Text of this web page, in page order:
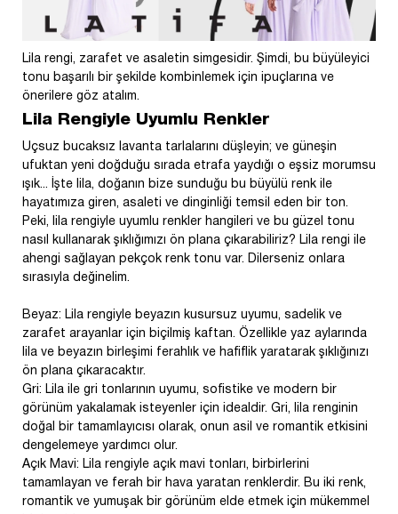
Lila rengi, zarafet ve asaletin simgesidir. Şimdi, bu büyüleyici
tonu başarılı bir şekilde kombinlemek için ipuçlarına ve
önerilere göz atalım.
Lila Rengiyle Uyumlu Renkler
Uçsuz bucaksız lavanta tarlalarını düşleyin; ve güneşin
ufuktan yeni doğduğu sırada etrafa yaydığı o eşsiz morumsu
ışık... İşte lila, doğanın bize sunduğu bu büyülü renk ile
hayatımıza giren, asaleti ve dinginliği temsil eden bir ton.
Peki, lila rengiyle uyumlu renkler hangileri ve bu güzel tonu
nasıl kullanarak şıklığımızı ön plana çıkarabiliriz? Lila rengi ile
ahengi sağlayan pekçok renk tonu var. Dilerseniz onlara
sırasıyla değinelim.
Beyaz: Lila rengiyle beyazın kusursuz uyumu, sadelik ve
zarafet arayanlar için biçilmiş kaftan. Özellikle yaz aylarında
lila ve beyazın birleşimi ferahlık ve hafiflik yaratarak şıklığınızı
ön plana çıkaracaktır.
Gri: Lila ile gri tonlarının uyumu, sofistike ve modern bir
görünüm yakalamak isteyenler için idealdir. Gri, lila renginin
doğal bir tamamlayıcısı olarak, onun asil ve romantik etkisini
dengelemeye yardımcı olur.
Açık Mavi: Lila rengiyle açık mavi tonları, birbirlerini
tamamlayan ve ferah bir hava yaratan renklerdir. Bu iki renk,
romantik ve yumuşak bir görünüm elde etmek için mükemmel